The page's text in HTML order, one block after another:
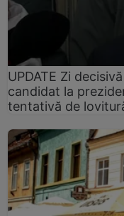
UPDATE Zi
candidat la
tentativă de